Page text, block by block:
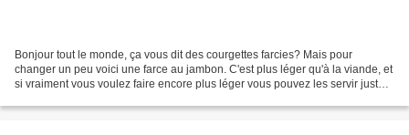
Bonjour tout le monde, ça vous dit des courgettes farcies? Mais pour
changer un peu voici une farce au jambon. C'est plus léger qu'à la viande, et
si vraiment vous voulez faire encore plus léger vous pouvez les servir juste